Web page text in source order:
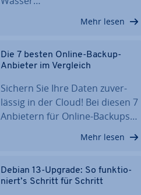
Mehr lesen
Die 7 besten Online-Backup-
Anbieter im Vergleich
Sichern Sie Ihre Daten zu­ver­
läs­sig in der Cloud! Bei diesen 7
Anbietern für Online-Backups…
Mehr lesen
Debian 13-Upgrade: So funk­tio­
niert’s Schritt für Schritt